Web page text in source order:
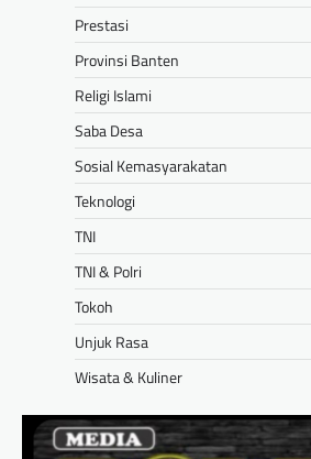
Prestasi
Provinsi Banten
Religi Islami
Saba Desa
Sosial Kemasyarakatan
Teknologi
TNI
TNI & Polri
Tokoh
Unjuk Rasa
Wisata & Kuliner